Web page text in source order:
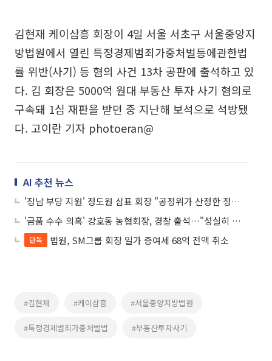
김현재 케이삼흥 회장이 4일 서울 서초구 서울중앙지
방법원에서 열린 특정경제범죄가중처벌등에관한법
률 위반(사기) 등 혐의 사건 13차 공판에 출석하고 있
다. 김 회장은 5000억 원대 부동산 투자 사기 혐의로
구속돼 1심 재판을 받던 중 지난해 보석으로 석방됐
다. 고이란 기자 photoeran@
AI 추천 뉴스
'장남 부당 지원' 정도원 삼표 회장 "공정위가 산정한 정상가격 부당해"
'금품 수수 의혹' 강호동 농협회장, 경찰 출석…"성실히 조사받겠다"
단독 법원, SM그룹 회장 일가 증여세 68억 전액 취소
#김현재 #케이삼흥 #서울중앙지방법원
#특정경제범죄가중처벌법 #부동산투자사기